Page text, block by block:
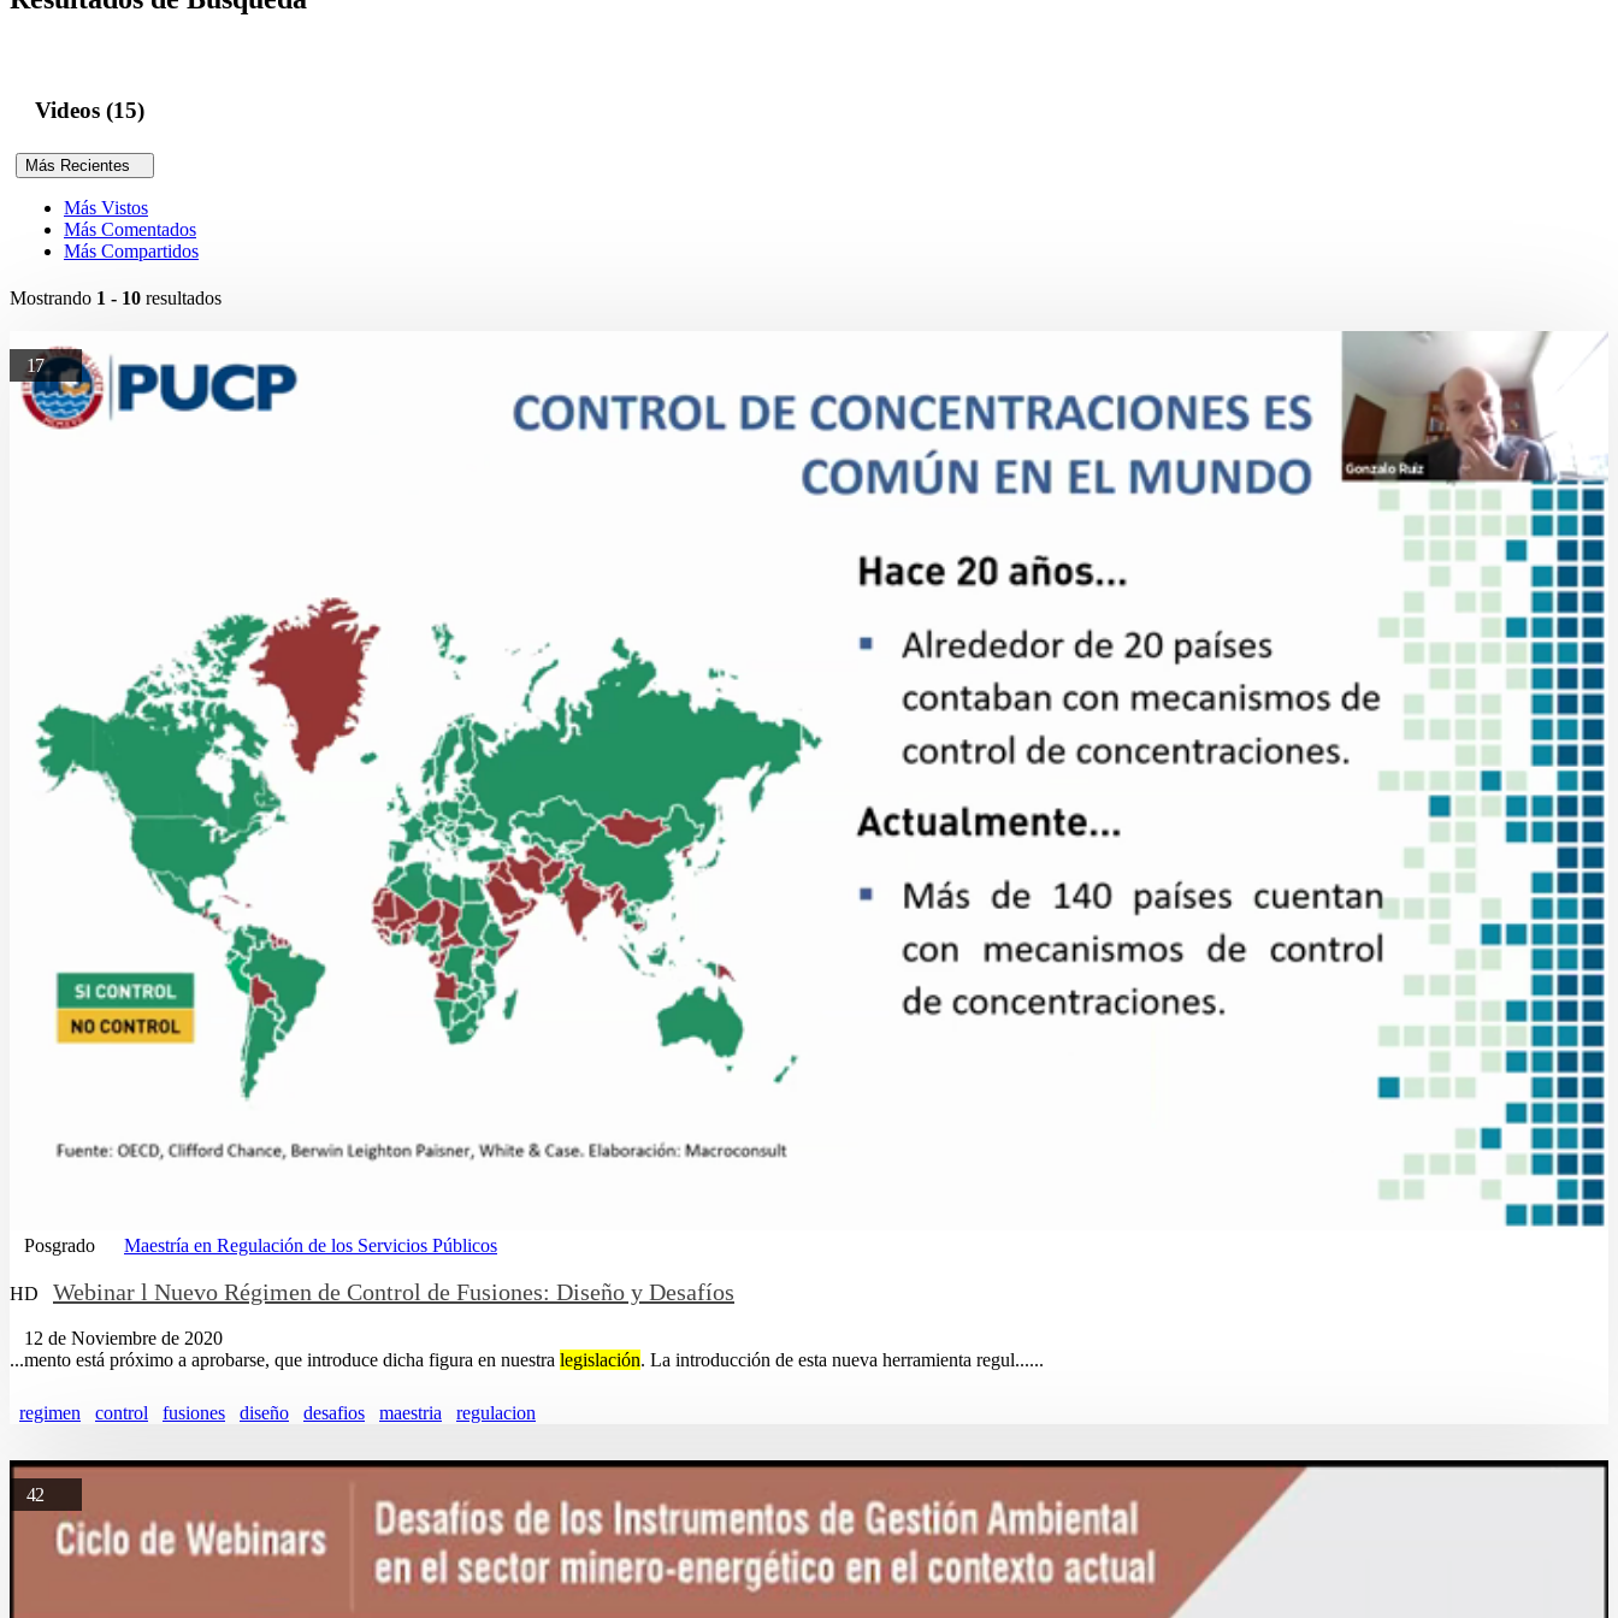
Videos (15)
Más Recientes
Más Vistos
Más Comentados
Más Compartidos
Mostrando 1 - 10 resultados
17
Posgrado Maestría en Regulación de los Servicios Públicos
HD Webinar l Nuevo Régimen de Control de Fusiones: Diseño y Desafíos
12 de Noviembre de 2020
...mento está próximo a aprobarse, que introduce dicha figura en nuestra legislación. La introducción de esta nueva herramienta regul......
regimen control fusiones diseño desafios maestria regulacion
42